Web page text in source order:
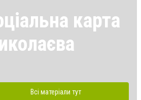
карта
Всі матеріали тут